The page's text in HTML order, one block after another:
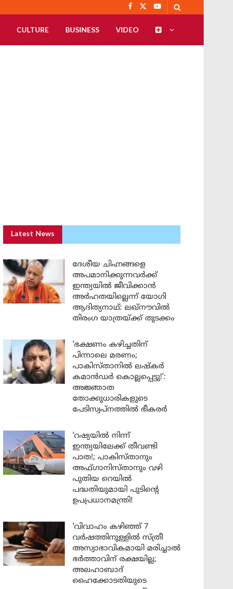
CULTURE BUSINESS VIDEO
Latest News
ദേശീയ ചിഹ്നങ്ങളെ
അപമാനിക്കുന്നവർക്ക്
ഇന്ത്യയിൽ ജീവിക്കാൻ
അർഹതയില്ലെന്ന് യോഗി
ആദിത്യനാഥ്: ലഖ്‌നൗവിൽ
തിരംഗ യാത്രയ്ക്ക് തുടക്കം
‘ഭക്ഷണം കഴിച്ചതിന്
പിന്നാലെ മരണം;
പാകിസ്താനിൽ ലഷ്കർ
കമാൻഡർ കൊല്ലപ്പെട്ടു!’:
അജ്ഞാത
തോക്കുധാരികളുടെ
പേടിസ്വപ്നത്തിൽ ഭീകരർ
‘റഷ്യയിൽ നിന്ന്
ഇന്ത്യയിലേക്ക് തീവണ്ടി
പാത!; പാകിസ്താനും
അഫ്ഗാനിസ്താനും വഴി
പുതിയ റെയിൽ
പദ്ധതിയുമായി പുടിന്റെ
ഉപപ്രധാനമന്ത്രി!
‘വിവാഹം കഴിഞ്ഞ് 7
വർഷത്തിനുള്ളിൽ സ്ത്രീ
അസ്വാഭാവികമായി മരിച്ചാൽ
ഭർത്താവിന് രക്ഷയില്ല;
അലഹാബാദ്
ഹൈക്കോടതിയുടെ